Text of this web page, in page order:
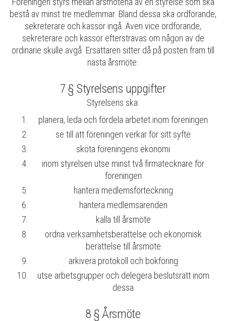
bestå av minst tre medlemmar. Bland dessa ska ordförande,
sekreterare och kassör ingå. Även vice ordförande,
sekreterare och kassör eftersträvas om någon av de
ordinarie skulle avgå. Ersättaren sitter då på posten fram till
nästa årsmöte.
7 § Styrelsens uppgifter
Styrelsens ska:
planera, leda och fördela arbetet inom föreningen
se till att föreningen verkar för sitt syfte
sköta föreningens ekonomi
inom styrelsen utse minst två firmatecknare för
föreningen
hantera medlemsförteckning
hantera medlemsärenden
kalla till årsmöte
ordna verksamhetsberättelse och ekonomisk
berättelse till årsmöte
arkivera protokoll och bokföring
utse arbetsgrupper och delegera beslutsrätt inom
dessa
8 § Årsmöte